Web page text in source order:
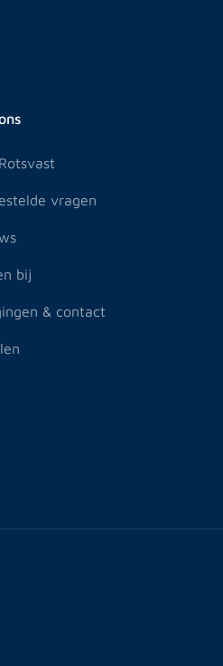
vragen
bij
& contact